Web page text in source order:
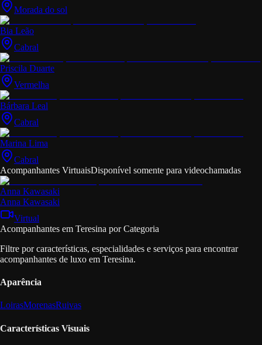
Morada do sol
Bia Leão
Cabral
Priscila Duarte
Vermelha
Bárbara Leal
Cabral
Marina Lima
Cabral
Acompanhantes VirtuaisDisponível somente para videochamadas
Anna Kawasaki
Anna Kawasaki
Virtual
Acompanhantes em Teresina por Categoria
Filtre por características, especialidades e serviços para encontrar
acompanhantes de luxo em Teresina.
Aparência
LoirasMorenasRuivas
Características Visuais